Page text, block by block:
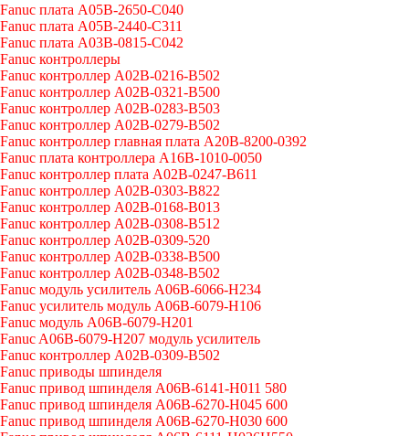
Fanuc плата A05B-2650-C040
Fanuc плата A05B-2440-C311
Fanuc плата A03B-0815-C042
Fanuc контроллеры
Fanuc контроллер A02B-0216-B502
Fanuc контроллер A02B-0321-B500
Fanuc контроллер A02B-0283-B503
Fanuc контроллер A02B-0279-B502
Fanuc контроллер главная плата A20B-8200-0392
Fanuc плата контроллера A16B-1010-0050
Fanuc контроллер плата A02B-0247-B611
Fanuc контроллер A02B-0303-B822
Fanuc контроллер A02B-0168-B013
Fanuc контроллер A02B-0308-B512
Fanuc контроллер A02B-0309-520
Fanuc контроллер A02B-0338-B500
Fanuc контроллер A02B-0348-B502
Fanuc модуль усилитель A06B-6066-H234
Fanuc усилитель модуль A06B-6079-H106
Fanuc модуль A06B-6079-H201
Fanuc A06B-6079-H207 модуль усилитель
Fanuc контроллер A02B-0309-B502
Fanuc приводы шпинделя
Fanuc привод шпинделя A06B-6141-H011 580
Fanuc привод шпинделя A06B-6270-H045 600
Fanuc привод шпинделя A06B-6270-H030 600